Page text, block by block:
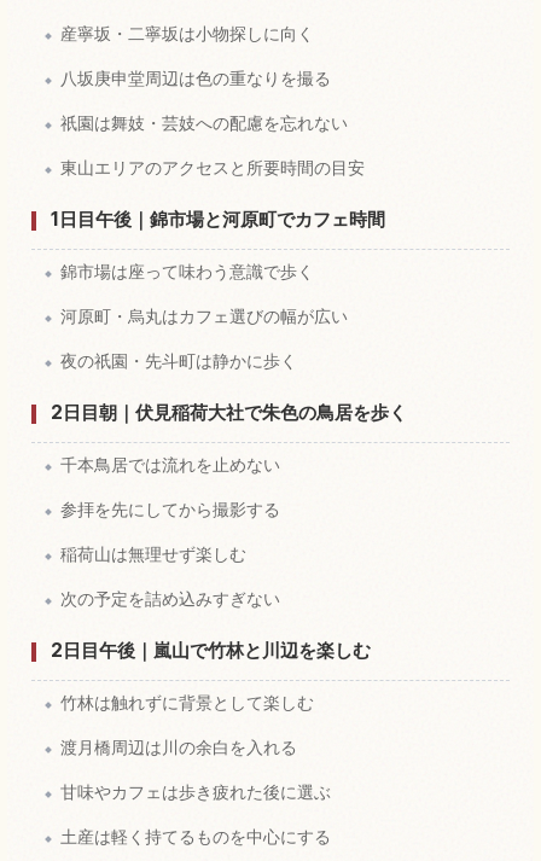
産寧坂・二寧坂は小物探しに向く
八坂庚申堂周辺は色の重なりを撮る
祇園は舞妓・芸妓への配慮を忘れない
東山エリアのアクセスと所要時間の目安
1日目午後｜錦市場と河原町でカフェ時間
錦市場は座って味わう意識で歩く
河原町・烏丸はカフェ選びの幅が広い
夜の祇園・先斗町は静かに歩く
2日目朝｜伏見稲荷大社で朱色の鳥居を歩く
千本鳥居では流れを止めない
参拝を先にしてから撮影する
稲荷山は無理せず楽しむ
次の予定を詰め込みすぎない
2日目午後｜嵐山で竹林と川辺を楽しむ
竹林は触れずに背景として楽しむ
渡月橋周辺は川の余白を入れる
甘味やカフェは歩き疲れた後に選ぶ
土産は軽く持てるものを中心にする